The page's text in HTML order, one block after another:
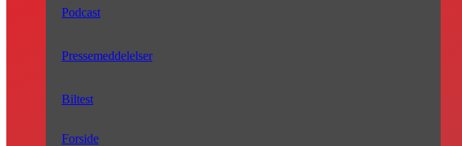
Podcast
Pressemeddelelser
Biltest
Forside